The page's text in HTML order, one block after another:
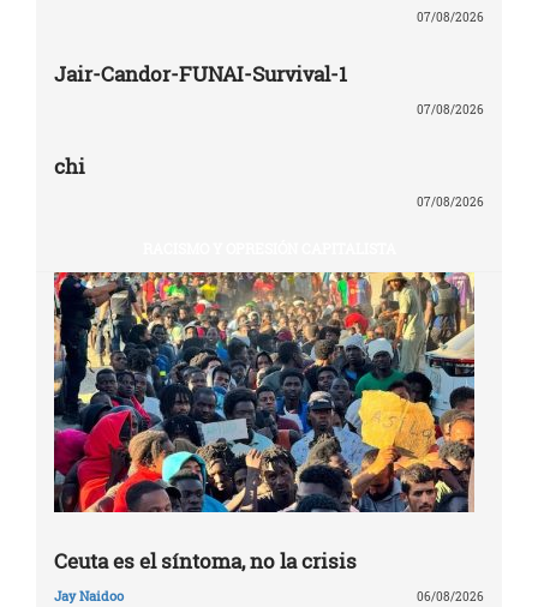
07/08/2026
Jair-Candor-FUNAI-Survival-1
07/08/2026
chi
07/08/2026
Ceuta es el síntoma, no la crisis
Jay Naidoo 06/08/2026